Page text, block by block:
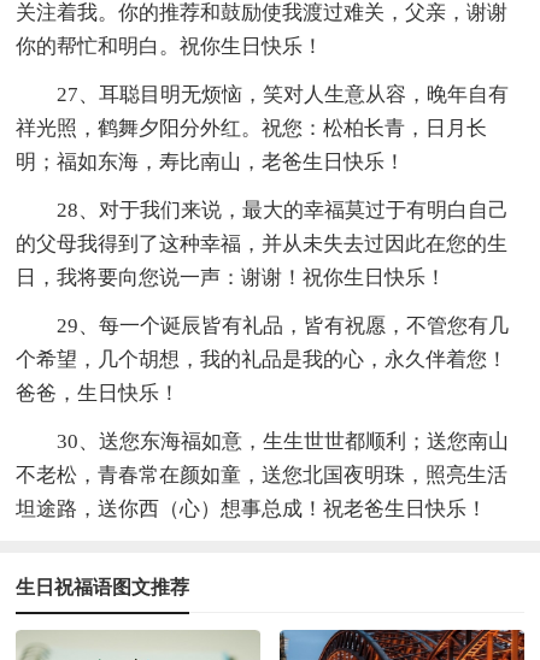
关注着我。你的推荐和鼓励使我渡过难关，父亲，谢谢
你的帮忙和明白。祝你生日快乐！
27、耳聪目明无烦恼，笑对人生意从容，晚年自有
祥光照，鹤舞夕阳分外红。祝您：松柏长青，日月长
明；福如东海，寿比南山，老爸生日快乐！
28、对于我们来说，最大的幸福莫过于有明白自己
的父母我得到了这种幸福，并从未失去过因此在您的生
日，我将要向您说一声：谢谢！祝你生日快乐！
29、每一个诞辰皆有礼品，皆有祝愿，不管您有几
个希望，几个胡想，我的礼品是我的心，永久伴着您！
爸爸，生日快乐！
30、送您东海福如意，生生世世都顺利；送您南山
不老松，青春常在颜如童，送您北国夜明珠，照亮生活
坦途路，送你西（心）想事总成！祝老爸生日快乐！
生日祝福语图文推荐